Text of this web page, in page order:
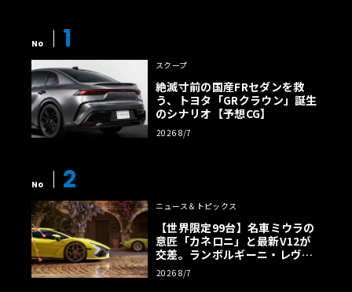
No 1
スクープ
絶滅寸前の国産FRセダンを救
う、トヨタ「GRクラウン」誕生
のシナリオ【予想CG】
2026 8/7
No 2
ニュース＆トピックス
【世界限定99台】名車ミウラの
意匠「カネロニ」と最新V12が
交差。ランボルギーニ・レヴエ
ルトに60周年記念車が登場
2026 8/7